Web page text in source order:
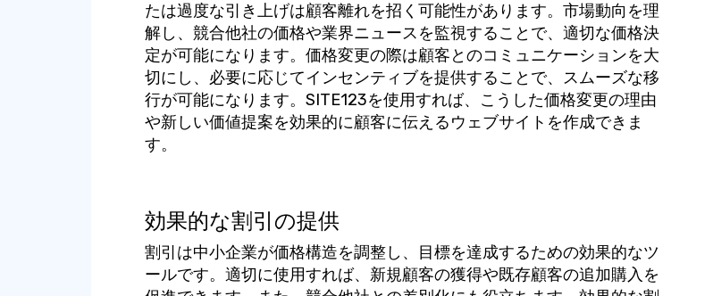
たは過度な引き上げは顧客離れを招く可能性があります。市場動向を理
解し、競合他社の価格や業界ニュースを監視することで、適切な価格決
定が可能になります。価格変更の際は顧客とのコミュニケーションを大
切にし、必要に応じてインセンティブを提供することで、スムーズな移
行が可能になります。SITE123を使用すれば、こうした価格変更の理由
や新しい価値提案を効果的に顧客に伝えるウェブサイトを作成できま
す。
効果的な割引の提供
割引は中小企業が価格構造を調整し、目標を達成するための効果的なツ
ールです。適切に使用すれば、新規顧客の獲得や既存顧客の追加購入を